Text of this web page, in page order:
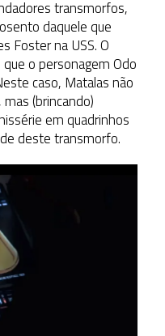
transmorfos,
daquele que
Foster na USS. O
o personagem Odo
caso, Matalas não
(brincando)
em quadrinhos
deste transmorfo.